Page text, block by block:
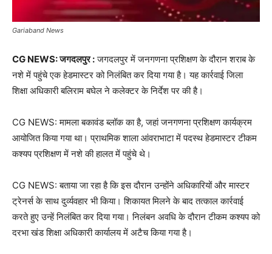
Gariaband News
CG NEWS: जगदलपुर :जगदलपुर में जनगणना प्रशिक्षण के दौरान शराब के
नशे में पहुंचे एक हेडमास्टर को निलंबित कर दिया गया है। यह कार्रवाई जिला
शिक्षा अधिकारी बलिराम बघेल ने कलेक्टर के निर्देश पर की है।
CG NEWS: मामला बकावंड ब्लॉक का है, जहां जनगणना प्रशिक्षण कार्यक्रम
आयोजित किया गया था। प्राथमिक शाला आंवराभाटा में पदस्थ हेडमास्टर टीकम
कश्यप प्रशिक्षण में नशे की हालत में पहुंचे थे।
CG NEWS: बताया जा रहा है कि इस दौरान उन्होंने अधिकारियों और मास्टर
ट्रेनर्स के साथ दुर्व्यवहार भी किया। शिकायत मिलने के बाद तत्काल कार्रवाई
करते हुए उन्हें निलंबित कर दिया गया। निलंबन अवधि के दौरान टीकम कश्यप को
दरभा खंड शिक्षा अधिकारी कार्यालय में अटैच किया गया है।